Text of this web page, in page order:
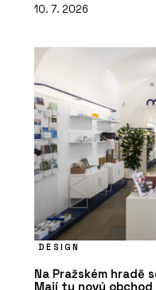
10. 7. 2026
DESIGN
Na Pražském hradě
Mají tu nový obchod